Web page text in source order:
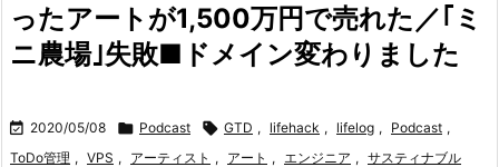
ったアートが1,500万円で売れた／｢ミ
ニ農場｣失敗■ドメイン変わりました
 2020/05/08  Podcast  GTD , lifehack , lifelog , Podcast ,
ToDo管理 , VPS , アーティスト , アート , エンジニア , サスティナブル